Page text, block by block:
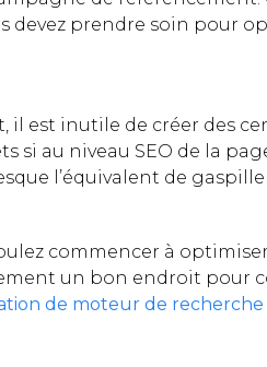
devez prendre soin pour
il est inutile de créer des
si au niveau SEO de la
l’équivalent de
commencer à
un bon endroit pour
de moteur de recherche